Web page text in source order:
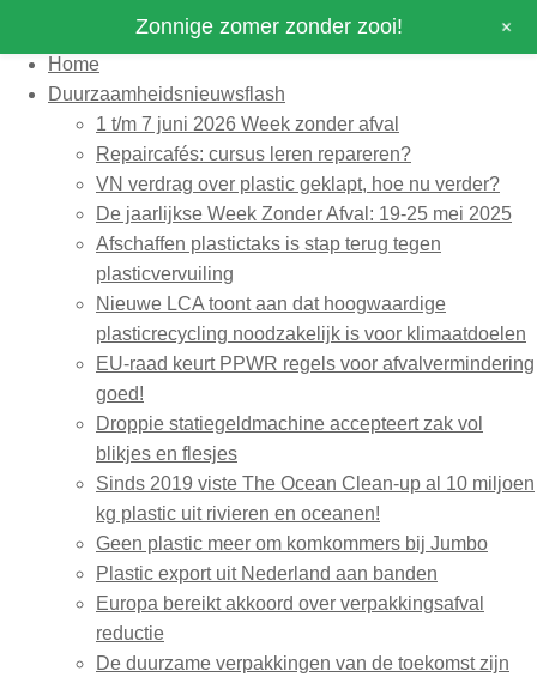
Home
Duurzaamheidsnieuwsflash
1 t/m 7 juni 2026 Week zonder afval
Repaircafés: cursus leren repareren?
VN verdrag over plastic geklapt, hoe nu verder?
De jaarlijkse Week Zonder Afval: 19-25 mei 2025
Afschaffen plastictaks is stap terug tegen
plasticvervuiling
Nieuwe LCA toont aan dat hoogwaardige
plasticrecycling noodzakelijk is voor klimaatdoelen
EU-raad keurt PPWR regels voor afvalvermindering
goed!
Droppie statiegeldmachine accepteert zak vol
blikjes en flesjes
Sinds 2019 viste The Ocean Clean-up al 10 miljoen
kg plastic uit rivieren en oceanen!
Geen plastic meer om komkommers bij Jumbo
Plastic export uit Nederland aan banden
Europa bereikt akkoord over verpakkingsafval
reductie
De duurzame verpakkingen van de toekomst zijn
Zonnige zomer zonder zooi! +